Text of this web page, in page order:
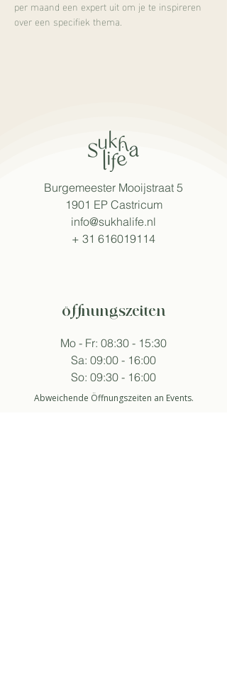
per maand een expert uit om je te inspireren
over een specifiek thema.
Burgemeester Mooijstraat 5
1901 EP Castricum
info@sukhalife.nl
+ 31 616019114
öffnungszeiten
Mo - Fr: 08:30 - 15:30
Sa: 09:00 - 16:00
So: 09:30 - 16:00
Abweichende Öffnungszeiten an Events.